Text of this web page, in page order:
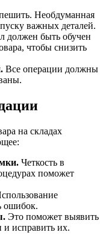
Необдуманная
важных деталей.
должен быть обучен
чтобы снизить
Все операции должны
на складах
Четкость в
поможет
ошибок.
Это поможет выявить
и исправить их.